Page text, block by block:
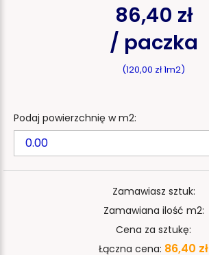
86,40 zł
/ paczka
(120,00 zł 1m2)
Podaj powierzchnię w m2:
Zamawiasz sztuk:
Zamawiana ilość m2:
Cena za sztukę:
Łączna cena: 86,40 zł